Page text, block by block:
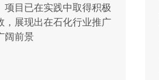
项目已在实践中取得积极
，展现出在石化行业推广
阔前景